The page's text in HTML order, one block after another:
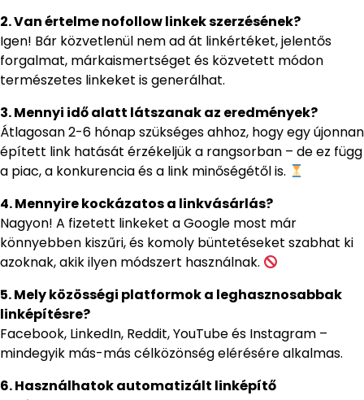
2. Van értelme nofollow linkek szerzésének?
Igen! Bár közvetlenül nem ad át linkértéket, jelentős
forgalmat, márkaismertséget és közvetett módon
természetes linkeket is generálhat.
3. Mennyi idő alatt látszanak az eredmények?
Átlagosan 2-6 hónap szükséges ahhoz, hogy egy újonnan
épített link hatását érzékeljük a rangsorban – de ez függ
a piac, a konkurencia és a link minőségétől is.
4. Mennyire kockázatos a linkvásárlás?
Nagyon! A fizetett linkeket a Google most már
könnyebben kiszűri, és komoly büntetéseket szabhat ki
azoknak, akik ilyen módszert használnak.
5. Mely közösségi platformok a leghasznosabbak
linképítésre?
Facebook, LinkedIn, Reddit, YouTube és Instagram –
mindegyik más-más célközönség elérésére alkalmas.
6. Használhatok automatizált linképítő